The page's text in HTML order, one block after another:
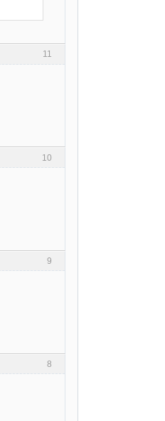
11
10
9
8